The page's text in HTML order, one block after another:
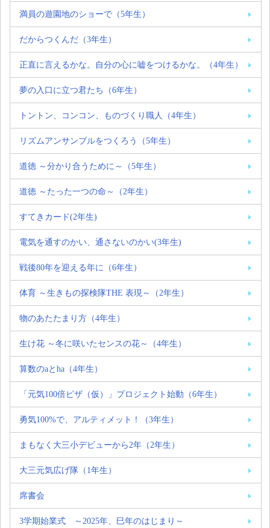
満員の遊園地のショーで（5年生）
だからつくんだ（3年生）
正直に言えるかな。自分の心に嘘をつけるかな。（4年生）
夢の入口に立つ君たち（6年生）
トントン、コンコン、ものづくり職人（4年生）
リズムアンサンブルをつくろう（5年生）
道徳 ～分かり合うために～（5年生）
道徳 ～たった一つの命～（2年生）
すてきカード(2年生)
電気を通すのかい、通さないのかい(3年生)
戦後80年を迎える年に（6年生）
体育 ～生きもの探検隊THE 表現～（2年生）
物のあたたまり方（4年生）
生け花 ～冬に咲いたセンスの花～（4年生）
算数のaとha（4年生）
「元気100倍ピザ（仮）」プロジェクト始動（6年生）
勇気100%で、アルティメット！（3年生）
まもなく大三小デビューから2年（2年生）
大三元気広げ隊（1年生）
席書会
3学期始業式 ～2025年、巳年のはじまり～